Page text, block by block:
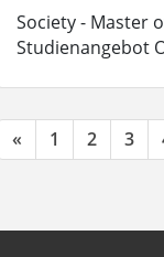
Society - Master
Studienangebot
« 1 2 3